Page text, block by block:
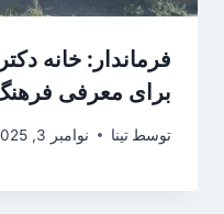
فرماندار: خانه
برای معرفی
توسط تینا نوامبر 3, 2025